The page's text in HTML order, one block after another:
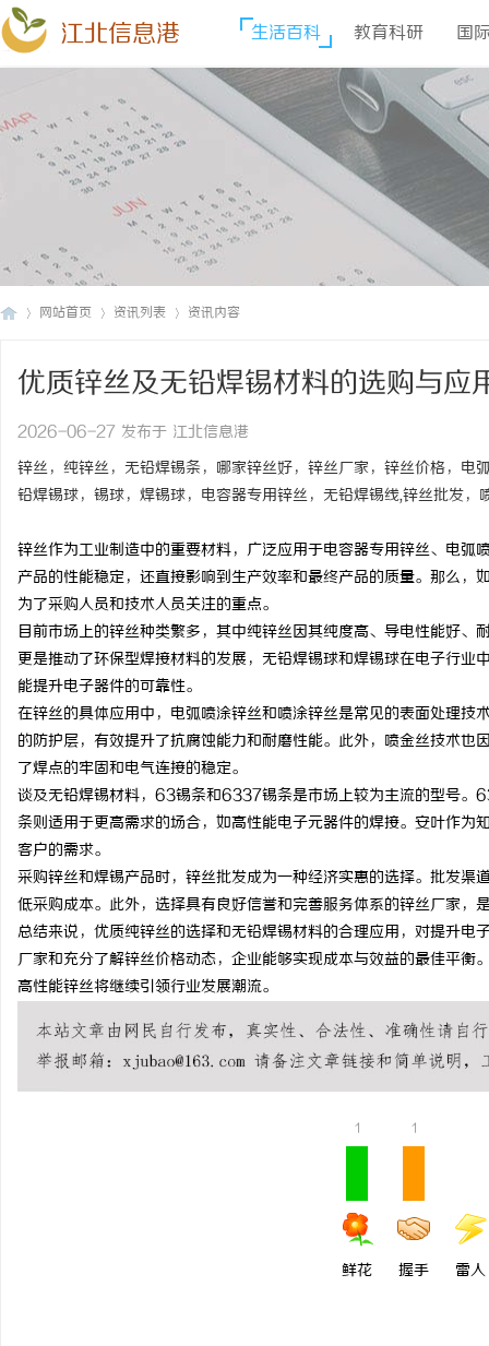
江北信息港 生活百科 教育科研 国
网站首页 资讯列表 资讯内容
优质锌丝及无铅焊锡材料的选购与应
2026-06-27 发布于 江北信息港
锌丝，纯锌丝，无铅焊锡条，哪家锌丝好，锌丝厂家，锌丝价格，
铅焊锡球，锡球，焊锡球，电容器专用锌丝，无铅焊锡线,锌丝批发，
锌丝作为工业制造中的重要材料，广泛应用于电容器专用锌丝、电
产品的性能稳定，还直接影响到生产效率和最终产品的质量。那么
为了采购人员和技术人员关注的重点。
目前市场上的锌丝种类繁多，其中纯锌丝因其纯度高、导电性能好
更是推动了环保型焊接材料的发展，无铅焊锡球和焊锡球在电子行
能提升电子器件的可靠性。
在锌丝的具体应用中，电弧喷涂锌丝和喷涂锌丝是常见的表面处理
的防护层，有效提升了抗腐蚀能力和耐磨性能。此外，喷金丝技术
了焊点的牢固和电气连接的稳定。
谈及无铅焊锡材料，63锡条和6337锡条是市场上较为主流的型号
条则适用于更高需求的场合，如高性能电子元器件的焊接。安叶作
客户的需求。
采购锌丝和焊锡产品时，锌丝批发成为一种经济实惠的选择。批发
低采购成本。此外，选择具有良好信誉和完善服务体系的锌丝厂家，
总结来说，优质纯锌丝的选择和无铅焊锡材料的合理应用，对提升
厂家和充分了解锌丝价格动态，企业能够实现成本与效益的最佳平
高性能锌丝将继续引领行业发展潮流。
1
鲜花
1
握手 雷人
揭秘！专业充电桩项目
哪些行业秘诀？